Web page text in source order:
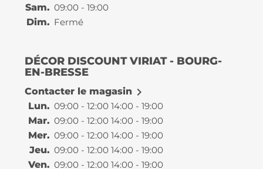
Sam. 09:00 - 19:00
Dim. Fermé
DÉCOR DISCOUNT VIRIAT - BOURG-
EN-BRESSE
Contacter le magasin 
Lun. 09:00 - 12:00 14:00 - 19:00
Mar. 09:00 - 12:00 14:00 - 19:00
Mer. 09:00 - 12:00 14:00 - 19:00
Jeu. 09:00 - 12:00 14:00 - 19:00
Ven. 09:00 - 12:00 14:00 - 19:00